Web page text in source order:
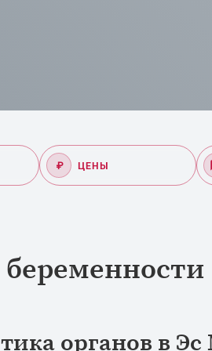
₽ ЦЕНЫ
органов в